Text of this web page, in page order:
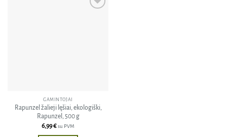
GAMINTOJAI
Rapunzel žalieji lęšiai, ekologiški,
Rapunzel, 500 g
6,99€su PVM